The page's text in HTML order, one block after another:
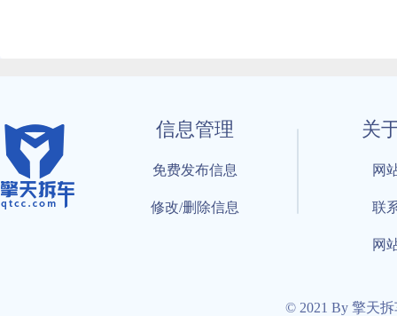
信息管理
免费发布信息
修改/删除信息
关
网
联
网
© 2021 By 擎天